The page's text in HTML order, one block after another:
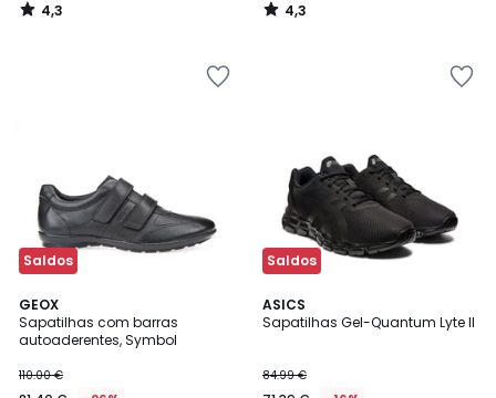
4,3
/
4,3
/
Saldos
GEOX
Sapatilhas com barras
autoaderentes, Symbol
110.00 €
4,8
/ 5
Saldos
ASICS
Sapatilhas Gel-Quantum Lyte II
84.99 €
4,5
/ 5